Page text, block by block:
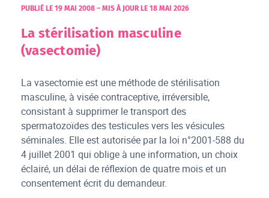
PUBLIÉ LE 19 MAI 2008 – MIS À JOUR LE 18 MAI 2026
La stérilisation masculine
(vasectomie)
La vasectomie est une méthode de stérilisation
masculine, à visée contraceptive, irréversible,
consistant à supprimer le transport des
spermatozoïdes des testicules vers les vésicules
séminales. Elle est autorisée par la loi n°2001-588 du
4 juillet 2001 qui oblige à une information, un choix
éclairé, un délai de réflexion de quatre mois et un
consentement écrit du demandeur.